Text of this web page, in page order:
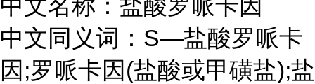
中文名称：盐酸罗哌卡因
中文同义词：S—盐酸罗哌卡
因;罗哌卡因(盐酸或甲磺盐);盐